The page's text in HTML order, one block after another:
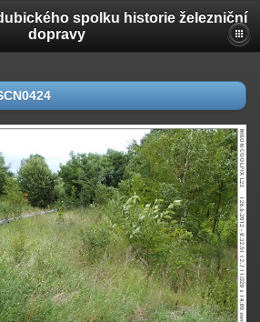
spolku historie železniční
dopravy